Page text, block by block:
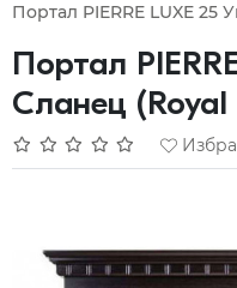
Портал PIERRE LUXE 25
Портал
Сланец (Royal